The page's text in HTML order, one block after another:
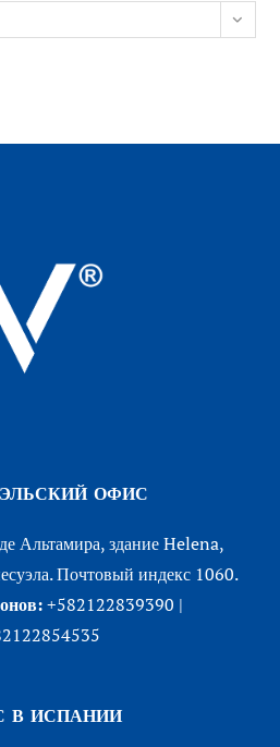
ОФИС
Альтамира, здание Helena,
Почтовый индекс 1060.
+582122839390 |
В ИСПАНИИ